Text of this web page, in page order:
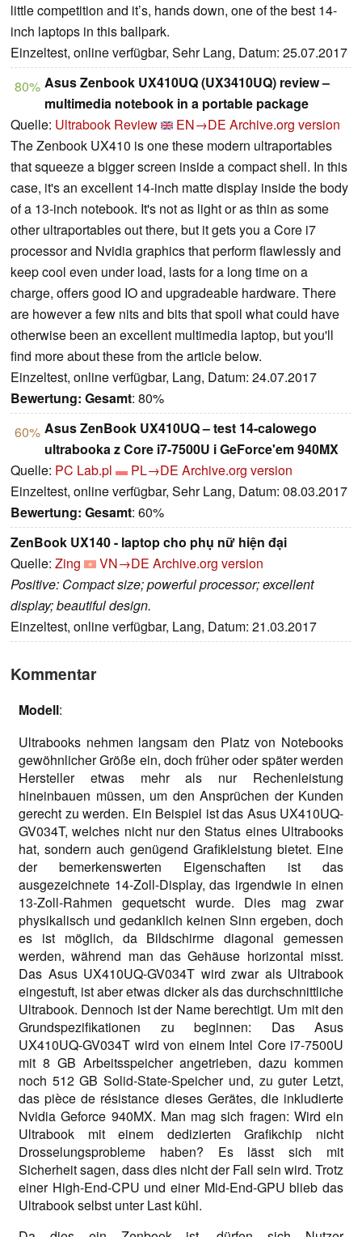
little competition and it’s, hands down, one of the best 14-
inch laptops in this ballpark.
Einzeltest, online verfügbar, Sehr Lang, Datum: 25.07.2017
80% Asus Zenbook UX410UQ (UX3410UQ) review –
multimedia notebook in a portable package
Quelle: Ultrabook Review EN→DE Archive.org version
The Zenbook UX410 is one these modern ultraportables
that squeeze a bigger screen inside a compact shell. In this
case, it's an excellent 14-inch matte display inside the body
of a 13-inch notebook. It's not as light or as thin as some
other ultraportables out there, but it gets you a Core i7
processor and Nvidia graphics that perform flawlessly and
keep cool even under load, lasts for a long time on a
charge, offers good IO and upgradeable hardware. There
are however a few nits and bits that spoil what could have
otherwise been an excellent multimedia laptop, but you'll
find more about these from the article below.
Einzeltest, online verfügbar, Lang, Datum: 24.07.2017
Bewertung: Gesamt: 80%
60% Asus ZenBook UX410UQ – test 14-calowego
ultrabooka z Core i7-7500U i GeForce'em 940MX
Quelle: PC Lab.pl PL→DE Archive.org version
Einzeltest, online verfügbar, Sehr Lang, Datum: 08.03.2017
Bewertung: Gesamt: 60%
ZenBook UX140 - laptop cho phụ nữ hiện đại
Quelle: Zing VN→DE Archive.org version
Positive: Compact size; powerful processor; excellent
display; beautiful design.
Einzeltest, online verfügbar, Lang, Datum: 21.03.2017
Kommentar
Modell:
Ultrabooks nehmen langsam den Platz von Notebooks
gewöhnlicher Größe ein, doch früher oder später werden
Hersteller etwas mehr als nur Rechenleistung
hineinbauen müssen, um den Ansprüchen der Kunden
gerecht zu werden. Ein Beispiel ist das Asus UX410UQ-
GV034T, welches nicht nur den Status eines Ultrabooks
hat, sondern auch genügend Grafikleistung bietet. Eine
der bemerkenswerten Eigenschaften ist das
ausgezeichnete 14-Zoll-Display, das irgendwie in einen
13-Zoll-Rahmen gequetscht wurde. Dies mag zwar
physikalisch und gedanklich keinen Sinn ergeben, doch
es ist möglich, da Bildschirme diagonal gemessen
werden, während man das Gehäuse horizontal misst.
Das Asus UX410UQ-GV034T wird zwar als Ultrabook
eingestuft, ist aber etwas dicker als das durchschnittliche
Ultrabook. Dennoch ist der Name berechtigt. Um mit den
Grundspezifikationen zu beginnen: Das Asus
UX410UQ-GV034T wird von einem Intel Core i7-7500U
mit 8 GB Arbeitsspeicher angetrieben, dazu kommen
noch 512 GB Solid-State-Speicher und, zu guter Letzt,
das pièce de résistance dieses Gerätes, die inkludierte
Nvidia Geforce 940MX. Man mag sich fragen: Wird ein
Ultrabook mit einem dedizierten Grafikchip nicht
Drosselungsprobleme haben? Es lässt sich mit
Sicherheit sagen, dass dies nicht der Fall sein wird. Trotz
einer High-End-CPU und einer Mid-End-GPU blieb das
Ultrabook selbst unter Last kühl.